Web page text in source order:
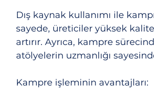
Dış kaynak kullanımı ile
sayede, üreticiler yüksek
artırır. Ayrıca, kampre
atölyelerin uzmanlığı
Kampre işleminin avantajları: